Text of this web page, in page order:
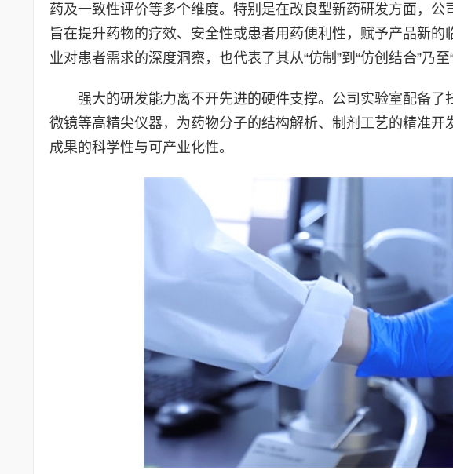
药及一致性评价等多个维度。特别是在改良型新药研发方面，公
旨在提升药物的疗效、安全性或患者用药便利性，赋予产品新
业对患者需求的深度洞察，也代表了其从“仿制”到“仿创结合”乃至
强大的研发能力离不开先进的硬件支撑。公司实验室配备
微镜等高精尖仪器，为药物分子的结构解析、制剂工艺的精准
成果的科学性与可产业化性。